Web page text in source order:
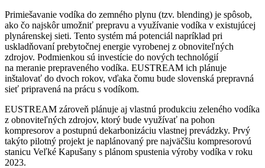
Primiešavanie vodíka do zemného plynu (tzv. blending) je spôsob,
ako čo najskôr umožniť prepravu a využívanie vodíka v existujúcej
plynárenskej sieti. Tento systém má potenciál napríklad pri
uskladňovaní prebytočnej energie vyrobenej z obnoviteľných
zdrojov. Podmienkou sú investície do nových technológií
na meranie prepraveného vodíka. EUSTREAM ich plánuje
inštalovať do dvoch rokov, vďaka čomu bude slovenská prepravná
sieť pripravená na prácu s vodíkom.
EUSTREAM zároveň plánuje aj vlastnú produkciu zeleného vodíka
z obnoviteľných zdrojov, ktorý bude využívať na pohon
kompresorov a postupnú dekarbonizáciu vlastnej prevádzky. Prvý
takýto pilotný projekt je naplánovaný pre najväčšiu kompresorovú
stanicu Veľké Kapušany s plánom spustenia výroby vodíka v roku
2023.